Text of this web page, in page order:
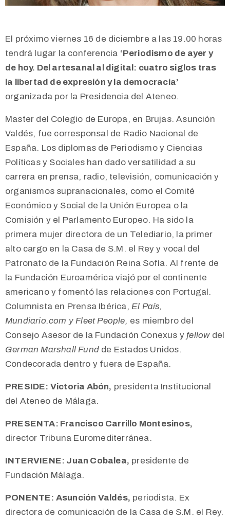
El próximo viernes 16 de diciembre a las 19.00 horas
tendrá lugar la conferencia ‘Periodismo de ayer y
de hoy. Del artesanal al digital: cuatro siglos tras
la libertad de expresión y la democracia’
organizada por la Presidencia del Ateneo.
Master del Colegio de Europa, en Brujas. Asunción
Valdés, fue corresponsal de Radio Nacional de
España. Los diplomas de Periodismo y Ciencias
Políticas y Sociales han dado versatilidad a su
carrera en prensa, radio, televisión, comunicación y
organismos supranacionales, como el Comité
Económico y Social de la Unión Europea o la
Comisión y el Parlamento Europeo. Ha sido la
primera mujer directora de un Telediario, la primer
alto cargo en la Casa de S.M. el Rey y vocal del
Patronato de la Fundación Reina Sofía. Al frente de
la Fundación Euroamérica viajó por el continente
americano y fomentó las relaciones con Portugal.
Columnista en Prensa Ibérica, El País,
Mundiario.com y Fleet People, es miembro del
Consejo Asesor de la Fundación Conexus y fellowdel
German Marshall Fund de Estados Unidos.
Condecorada dentro y fuera de España.
PRESIDE: Victoria Abón, presidenta Institucional
del Ateneo de Málaga.
PRESENTA: Francisco Carrillo Montesinos,
director Tribuna Euromediterránea.
INTERVIENE: Juan Cobalea, presidente de
Fundación Málaga.
PONENTE: Asunción Valdés, periodista. Ex
directora de comunicación de la Casa de S.M. el Rey.